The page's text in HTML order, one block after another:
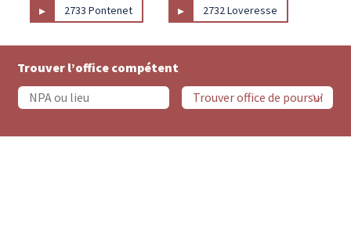
▸ 2733 Pontenet ▸ 2732 Loveresse
Trouver l’office compétent